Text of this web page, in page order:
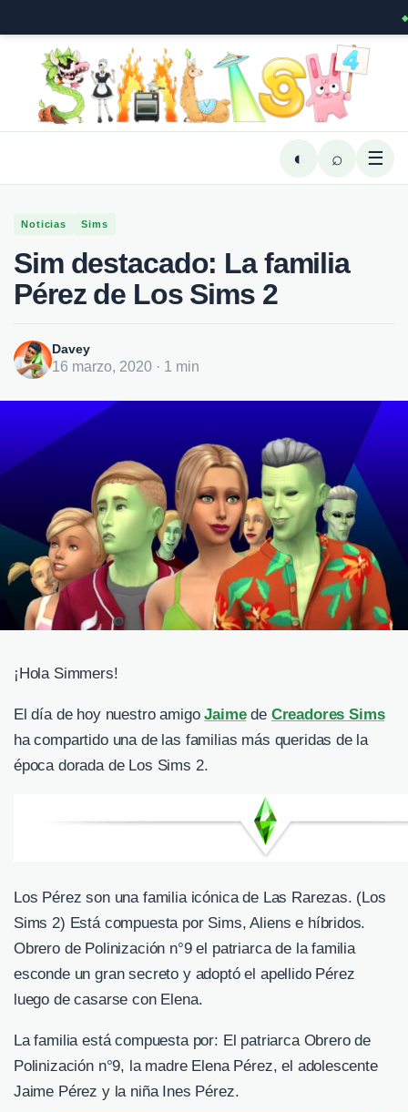
◆
◐ ⌕ ☰
Noticias Sims
Sim destacado: La familia
Pérez de Los Sims 2
Davey
16 marzo, 2020 · 1 min
¡Hola Simmers!
El día de hoy nuestro amigoJaimede Creadores Sims
ha compartido una de las familias más queridas de la
época dorada de Los Sims 2.
Los Pérez son una familia icónica de Las Rarezas. (Los
Sims 2) Está compuesta por Sims, Aliens e híbridos.
Obrero de Polinización n°9 el patriarca de la familia
esconde un gran secreto y adoptó el apellido Pérez
luego de casarse con Elena.
La familia está compuesta por: El patriarca Obrero de
Polinización n°9, la madre Elena Pérez, el adolescente
Jaime Pérez y la niña Ines Pérez.